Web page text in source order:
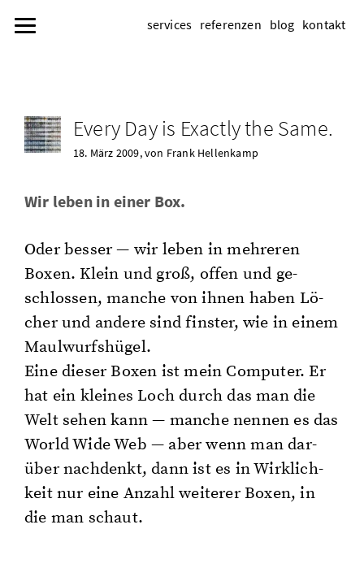
services referenzen blog kontakt
Every Day is Ex­act­ly the Same.
18. März 2009, von Frank Hel­len­kamp
Wir leben in einer Box.
Oder bes­ser — wir leben in meh­re­ren
Boxen. Klein und groß, offen und ge­
schlos­sen, man­che von ihnen haben Lö­
cher und an­de­re sind fins­ter, wie in einem
Maul­wurfs­hü­gel.
Eine die­ser Boxen ist mein Com­pu­ter. Er
hat ein klei­nes Loch durch das man die
Welt sehen kann — man­che nen­nen es das
World Wide Web — aber wenn man dar­
über nach­denkt, dann ist es in Wirk­lich­
keit nur eine An­zahl wei­te­rer Boxen, in
die man schaut.